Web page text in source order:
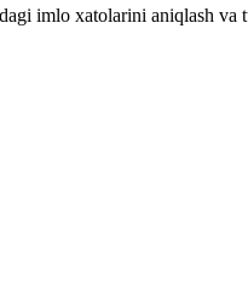
imlo xatolarini aniqlash va